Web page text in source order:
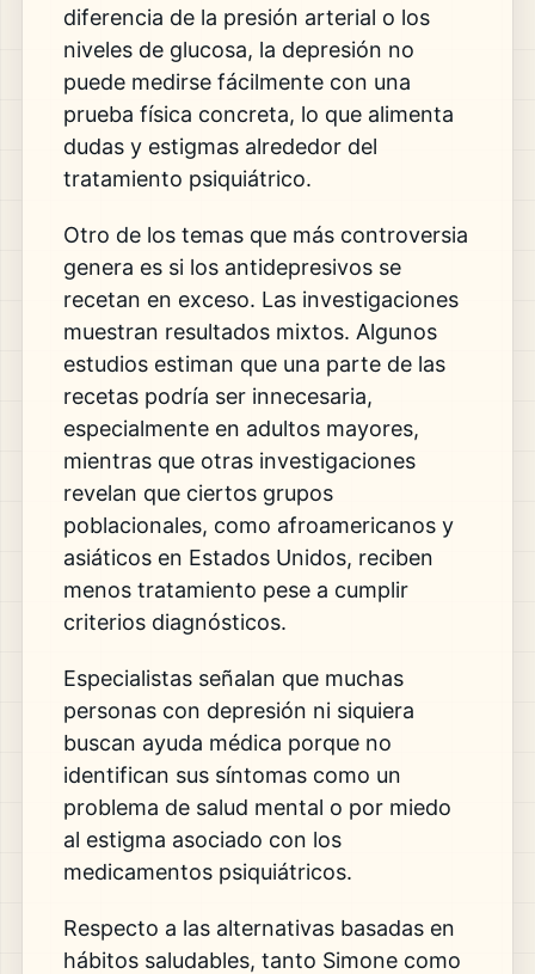
diferencia de la presión arterial o los
niveles de glucosa, la depresión no
puede medirse fácilmente con una
prueba física concreta, lo que alimenta
dudas y estigmas alrededor del
tratamiento psiquiátrico.
Otro de los temas que más controversia
genera es si los antidepresivos se
recetan en exceso. Las investigaciones
muestran resultados mixtos. Algunos
estudios estiman que una parte de las
recetas podría ser innecesaria,
especialmente en adultos mayores,
mientras que otras investigaciones
revelan que ciertos grupos
poblacionales, como afroamericanos y
asiáticos en Estados Unidos, reciben
menos tratamiento pese a cumplir
criterios diagnósticos.
Especialistas señalan que muchas
personas con depresión ni siquiera
buscan ayuda médica porque no
identifican sus síntomas como un
problema de salud mental o por miedo
al estigma asociado con los
medicamentos psiquiátricos.
Respecto a las alternativas basadas en
hábitos saludables, tanto Simone como